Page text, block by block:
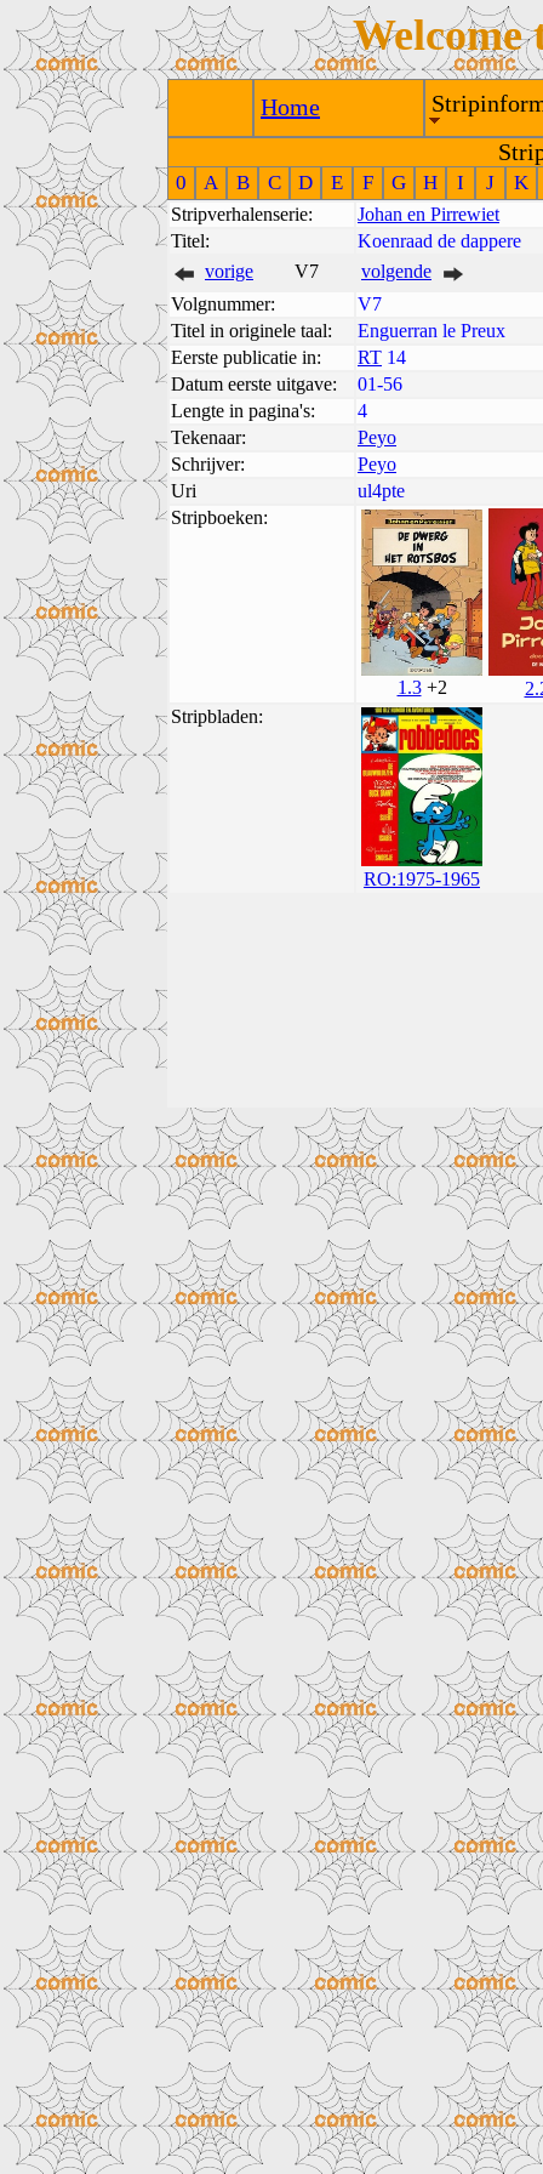
Welcome
Home
0 A B C D E F G H I J K
Stripverhalenserie:
Johan en Pirrewiet
Titel:
Koenraad de dappere
vorige
V7
volgende
Volgnummer:
V7
Titel in originele taal:
Enguerran le Preux
Eerste publicatie in:
RT 14
Datum eerste uitgave:
01-56
Lengte in pagina's:
4
Tekenaar:
Peyo
Schrijver:
Peyo
Uri
ul4pte
Stripboeken:
1.3+2
Stripbladen:
RO:1975-1965